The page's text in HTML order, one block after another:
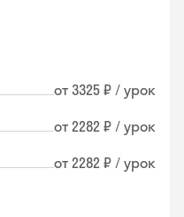
от 3325 ₽ / урок
от 2282 ₽ / урок
от 2282 ₽ / урок